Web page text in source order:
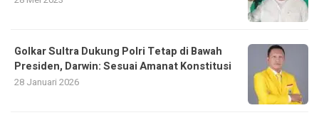
Golkar Sultra Dukung Polri Tetap di Bawah
Presiden, Darwin: Sesuai Amanat Konstitusi
28 Januari 2026